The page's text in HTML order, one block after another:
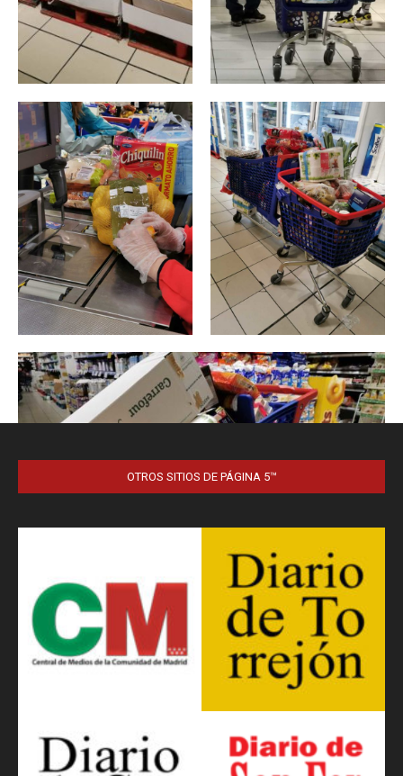
OTROS SITIOS DE PÁGINA 5™